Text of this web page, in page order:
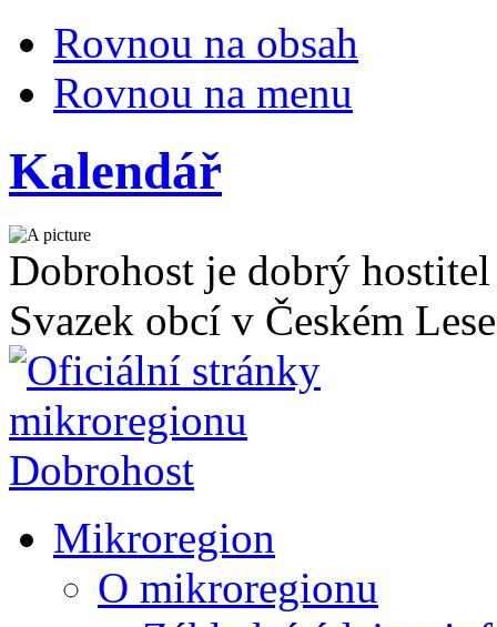
Rovnou na obsah
Rovnou na menu
Kalendář
Dobrohost je dobrý hostitel
Svazek obcí v Českém Lese
Mikroregion
O mikroregionu